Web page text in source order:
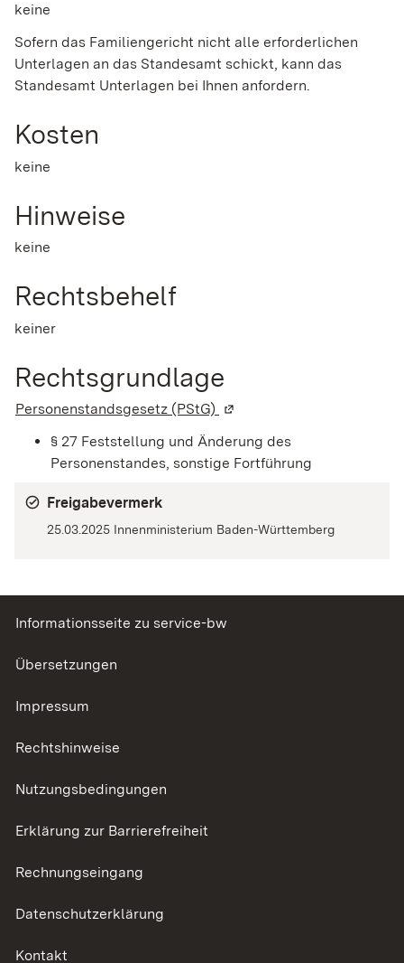
keine
Sofern das Familiengericht nicht alle erforderlichen
Unterlagen an das Standesamt schickt, kann das
Standesamt Unterlagen bei Ihnen anfordern.
Kosten
keine
Hinweise
keine
Rechtsbehelf
keiner
Rechtsgrundlage
Personenstandsgesetz (PStG) (Wird in einem neuen
§ 27 Feststellung und Änderung des
Personenstandes, sonstige Fortführung
Freigabevermerk
25.03.2025 Innenministerium Baden-Württemberg
Informationsseite zu service-bw
Übersetzungen
Impressum
Rechtshinweise
Nutzungsbedingungen
Erklärung zur Barrierefreiheit
Rechnungseingang
Datenschutzerklärung
Kontakt